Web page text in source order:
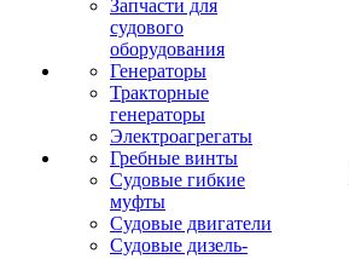
Запчасти для
судового
оборудования
Генераторы
Тракторные
генераторы
Электроагрегаты
Гребные винты
Судовые гибкие
муфты
Судовые двигатели
Судовые дизель-